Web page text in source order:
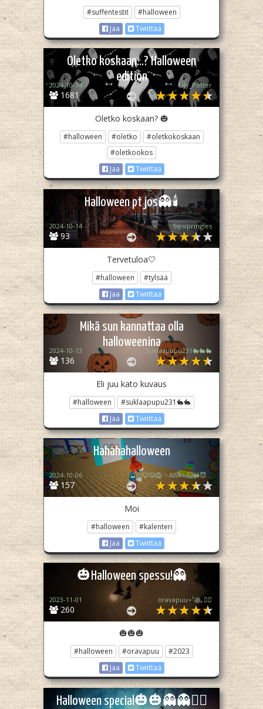
#suffentestit
#halloween
Jaa
Twiittaa
Oletko koskaan...? Halloween
edition
1681
2024-10-14 Lily_Potter
Oletko koskaan? 🎃
#halloween #oletko
#oletkokoskaan
#oletkookos
Jaa
Twiittaa
Halloween pt jos👻🕯️
93
2024-10-14 Sipsipringles
Tervetuloa🤍
#halloween
#tylsää
Jaa
Twiittaa
Mikä sun kannattaa olla
halloweenina
136
2024-10-13 Suklaapupu231🐇🐇🐇
Eli juu kato kuvaus
#halloween
#suklaapupu231🐇🐇
Jaa
Twiittaa
Hahahahalloween
157
2024-10-06 🔮🐺🦊🐯🦁 ✨️ABA✨️🐱🦝😈😇🧙
Moi
#halloween
#kalenteri
Jaa
Twiittaa
🎃Halloween spessu!👻
260
2023-11-01 oravapuu⋆˚꩜｡🏳️‍🌈
🎃🎃🎃
#halloween #oravapuu
#2023
Jaa
Twiittaa
Halloween special🎃🎃👻👻🧛‍♀️